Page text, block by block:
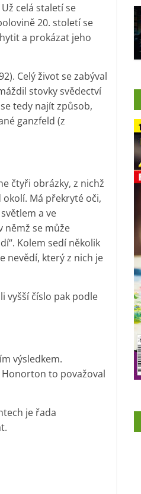
celá staletí se
20. století se
a prokázat jeho
Celý život se zabýval
stovky svědectví
tedy najít způsob,
ganzfeld (z
čtyři obrázky, z nichž
Má překryté oči,
a ve
němž se může
Kolem sedí několik
nevědí, který z nich je
vyšší číslo pak podle
výsledkem.
Honorton to považoval
je řada